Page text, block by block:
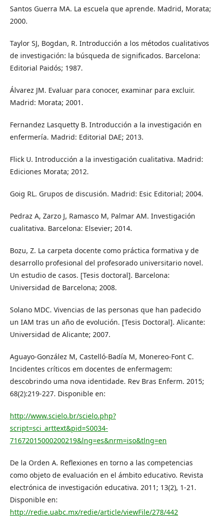
Santos Guerra MA. La escuela que aprende. Madrid, Morata;
2000.
Taylor SJ, Bogdan, R. Introducción a los métodos cualitativos
de investigación: la búsqueda de significados. Barcelona:
Editorial Paidós; 1987.
Álvarez JM. Evaluar para conocer, examinar para excluir.
Madrid: Morata; 2001.
Fernandez Lasquetty B. Introducción a la investigación en
enfermería. Madrid: Editorial DAE; 2013.
Flick U. Introducción a la investigación cualitativa. Madrid:
Ediciones Morata; 2012.
Goig RL. Grupos de discusión. Madrid: Esic Editorial; 2004.
Pedraz A, Zarzo J, Ramasco M, Palmar AM. Investigación
cualitativa. Barcelona: Elsevier; 2014.
Bozu, Z. La carpeta docente como práctica formativa y de
desarrollo profesional del profesorado universitario novel.
Un estudio de casos. [Tesis doctoral]. Barcelona:
Universidad de Barcelona; 2008.
Solano MDC. Vivencias de las personas que han padecido
un IAM tras un año de evolución. [Tesis Doctoral]. Alicante:
Universidad de Alicante; 2007.
Aguayo-González M, Castelló-Badía M, Monereo-Font C.
Incidentes críticos em docentes de enfermagem:
descobrindo uma nova identidade. Rev Bras Enferm. 2015;
68(2):219-227. Disponible en:
http://www.scielo.br/scielo.php?
script=sci_arttext&pid=S0034-
71672015000200219&lng=es&nrm=iso&tlng=en
De la Orden A. Reflexiones en torno a las competencias
como objeto de evaluación en el ámbito educativo. Revista
electrónica de investigación educativa. 2011; 13(2), 1-21.
Disponible en:
http://redie.uabc.mx/redie/article/viewFile/278/442